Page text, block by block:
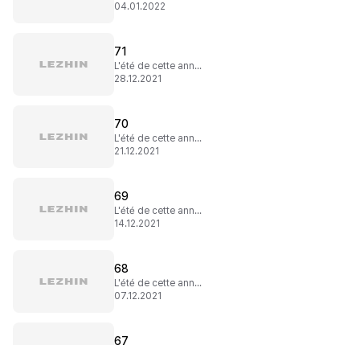
04.01.2022
71
L'été de cette année (6)
28.12.2021
70
L'été de cette année (5)
21.12.2021
69
L'été de cette année (4)
14.12.2021
68
L'été de cette année (3)
07.12.2021
67